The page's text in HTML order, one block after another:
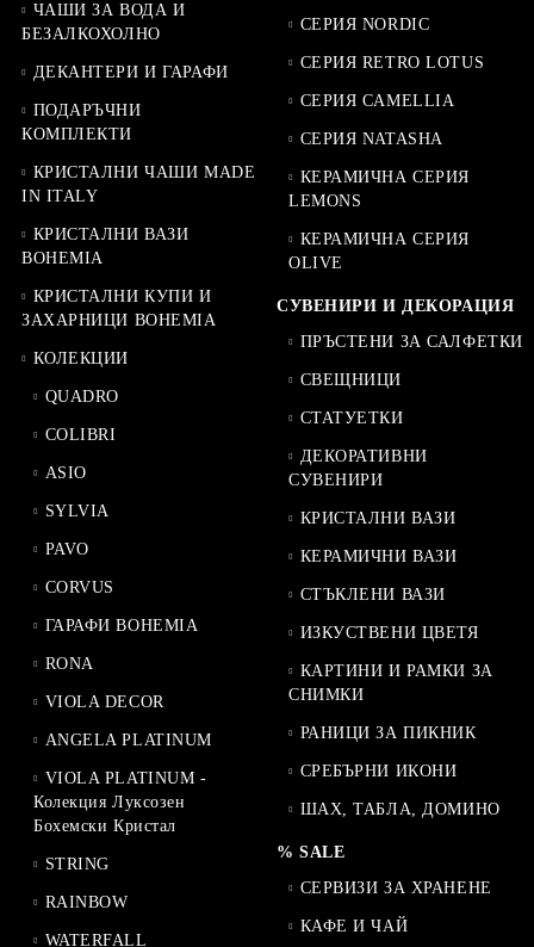
ЧАШИ ЗА ВОДА И
БЕЗАЛКОХОЛНО
ДЕКАНТЕРИ И ГАРАФИ
ПОДАРЪЧНИ
КОМПЛЕКТИ
КРИСТАЛНИ ЧАШИ MADE
IN ITALY
КРИСТАЛНИ ВАЗИ
BOHEMIA
КРИСТАЛНИ КУПИ И
ЗАХАРНИЦИ BOHEMIA
КОЛЕКЦИИ
QUADRO
COLIBRI
ASIO
SYLVIA
PAVO
CORVUS
ГАРАФИ BOHEMIA
RONA
VIOLA DECOR
ANGELA PLATINUM
VIOLA PLATINUM -
Колекция Луксозен
Бохемски Кристал
STRING
RAINBOW
WATERFALL
СЕРИЯ NORDIC
СЕРИЯ RETRO LOTUS
СЕРИЯ CAMELLIA
СЕРИЯ NATASHA
КЕРАМИЧНА СЕРИЯ
LEMONS
КЕРАМИЧНА СЕРИЯ
OLIVE
СУВЕНИРИ И ДЕКОРАЦИЯ
ПРЪСТЕНИ ЗА САЛФЕТКИ
СВЕЩНИЦИ
СТАТУЕТКИ
ДЕКОРАТИВНИ
СУВЕНИРИ
КРИСТАЛНИ ВАЗИ
КЕРАМИЧНИ ВАЗИ
СТЪКЛЕНИ ВАЗИ
ИЗКУСТВЕНИ ЦВЕТЯ
КАРТИНИ И РАМКИ ЗА
СНИМКИ
РАНИЦИ ЗА ПИКНИК
СРЕБЪРНИ ИКОНИ
ШАХ, ТАБЛА, ДОМИНО
% SALE
СЕРВИЗИ ЗА ХРАНЕНЕ
КАФЕ И ЧАЙ